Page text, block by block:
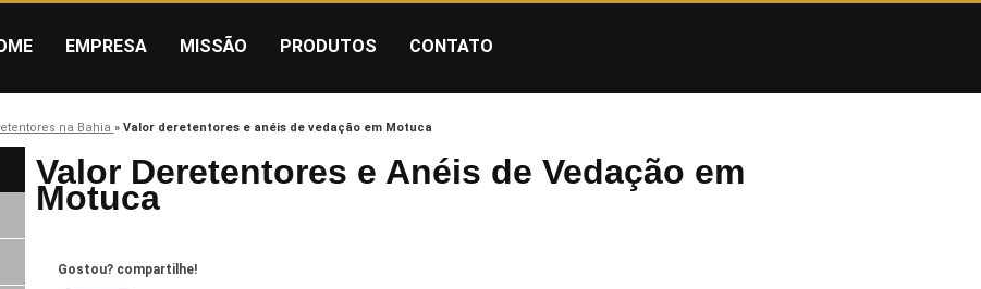
EMPRESA MISSÃO PRODUTOS CONTATO
na Bahia » Valor deretentores e anéis de vedação em Motuca
Valor Deretentores e Anéis de Vedação em
Motuca
Gostou? compartilhe!